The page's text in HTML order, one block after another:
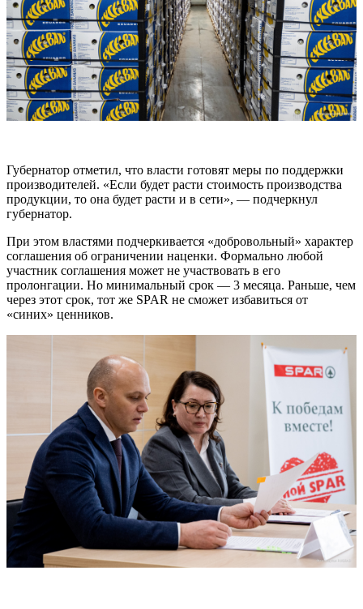
Губернатор отметил, что власти готовят меры по поддержки
производителей. «Если будет расти стоимость производства
продукции, то она будет расти и в сети», — подчеркнул
губернатор.
При этом властями подчеркивается «добровольный» характер
соглашения об ограничении наценки. Формально любой
участник соглашения может не участвовать в его
пролонгации. Но минимальный срок — 3 месяца. Раньше, чем
через этот срок, тот же SPAR не сможет избавиться от
«синих» ценников.